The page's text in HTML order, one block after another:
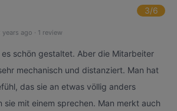
3/6
years ago · 1 review
schön gestaltet. Aber die Mitarbeiter
mechanisch und distanziert. Man hat
das sie an etwas völlig anders
sie mit einem sprechen. Man merkt auch